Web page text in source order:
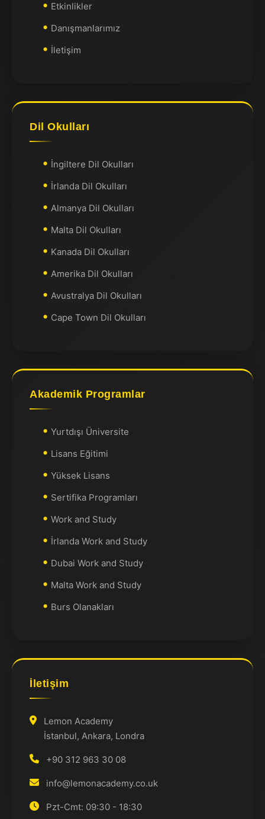
Etkinlikler
Danışmanlarımız
İletişim
Dil Okulları
İngiltere Dil Okulları
İrlanda Dil Okulları
Almanya Dil Okulları
Malta Dil Okulları
Kanada Dil Okulları
Amerika Dil Okulları
Avustralya Dil Okulları
Cape Town Dil Okulları
Akademik Programlar
Yurtdışı Üniversite
Lisans Eğitimi
Yüksek Lisans
Sertifika Programları
Work and Study
İrlanda Work and Study
Dubai Work and Study
Malta Work and Study
Burs Olanakları
İletişim
Lemon Academy
İstanbul, Ankara, Londra
+90 312 963 30 08
info@lemonacademy.co.uk
Pzt-Cmt: 09:30 - 18:30